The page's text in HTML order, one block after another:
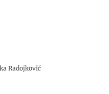
Radojković